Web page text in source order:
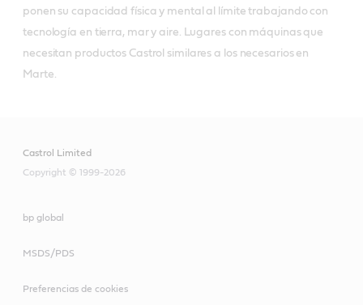
ponen su capacidad física y mental al límite trabajando con
tecnología en tierra, mar y aire. Lugares con máquinas que
necesitan productos Castrol similares a los necesarios en
Marte.
Castrol Limited
Copyright © 1999-2026
bp global
MSDS/PDS
Preferencias de cookies